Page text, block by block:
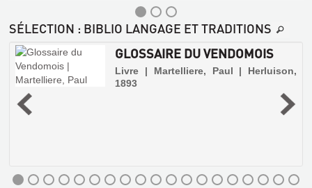
SÉLECTION : BIBLIO LANGAGE ET TRADITIONS
GLOSSAIRE DU VENDOMOIS
Livre | Martelliere, Paul | Herluison,
1893